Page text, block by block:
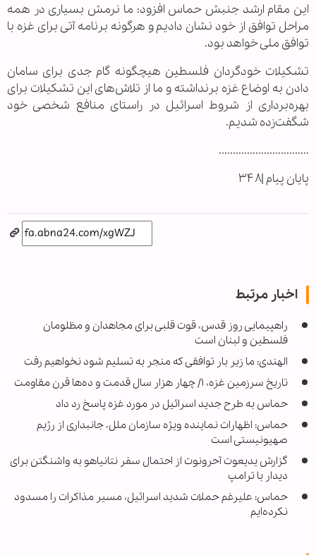
این مقام ارشد جنبش حماس افزود: ما نرمش بسیاری در همه
مراحل توافق از خود نشان دادیم و هرگونه برنامه آتی برای غزه با
توافق ملی خواهد بود.
تشکیلات خودگردان فلسطین هیچگونه گام جدی برای سامان
دادن به اوضاع غزه برنداشته و ما از تلاش‌های این تشکیلات برای
بهره‌برداری از شروط اسرائیل در راستای منافع شخصی خود
شگفت‌زده شدیم.
................................
پایان پیام |۳۴۸
اخبار مرتبط
راهپیمایی روز قدس، قوت قلبی برای مجاهدان و مظلومان
فلسطین و لبنان است
الهندی: ما زیر بار توافقی که منجر به تسلیم شود نخواهیم رفت
تاریخ سرزمین غزه، ۱/ چهار هزار سال قدمت و ده‌ها قرن مقاومت
حماس به طرح جدید اسرائیل در مورد غزه پاسخ رد داد
حماس: اظهارات نماینده ویژه سازمان ملل، جانبداری از رژیم
صهیونیستی است
گزارش یدیعوت آحرونوت از احتمال سفر نتانیاهو به واشنگتن برای
دیدار با ترامپ
حماس: علیرغم حملات شدید اسرائیل، مسیر مذاکرات را مسدود
نکرده‌ایم